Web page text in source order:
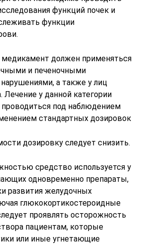
функций почек и
функции
должен применяться
и печеночными
а также у лиц
Лечение у данной категории
под наблюдением
стандартных дозировок
дозировку следует снизить.
средство используется у
одновременно препараты,
развития желудочных
глюкокортикостероидные
проявлять осторожность
пациентам, которые
или иные угнетающие